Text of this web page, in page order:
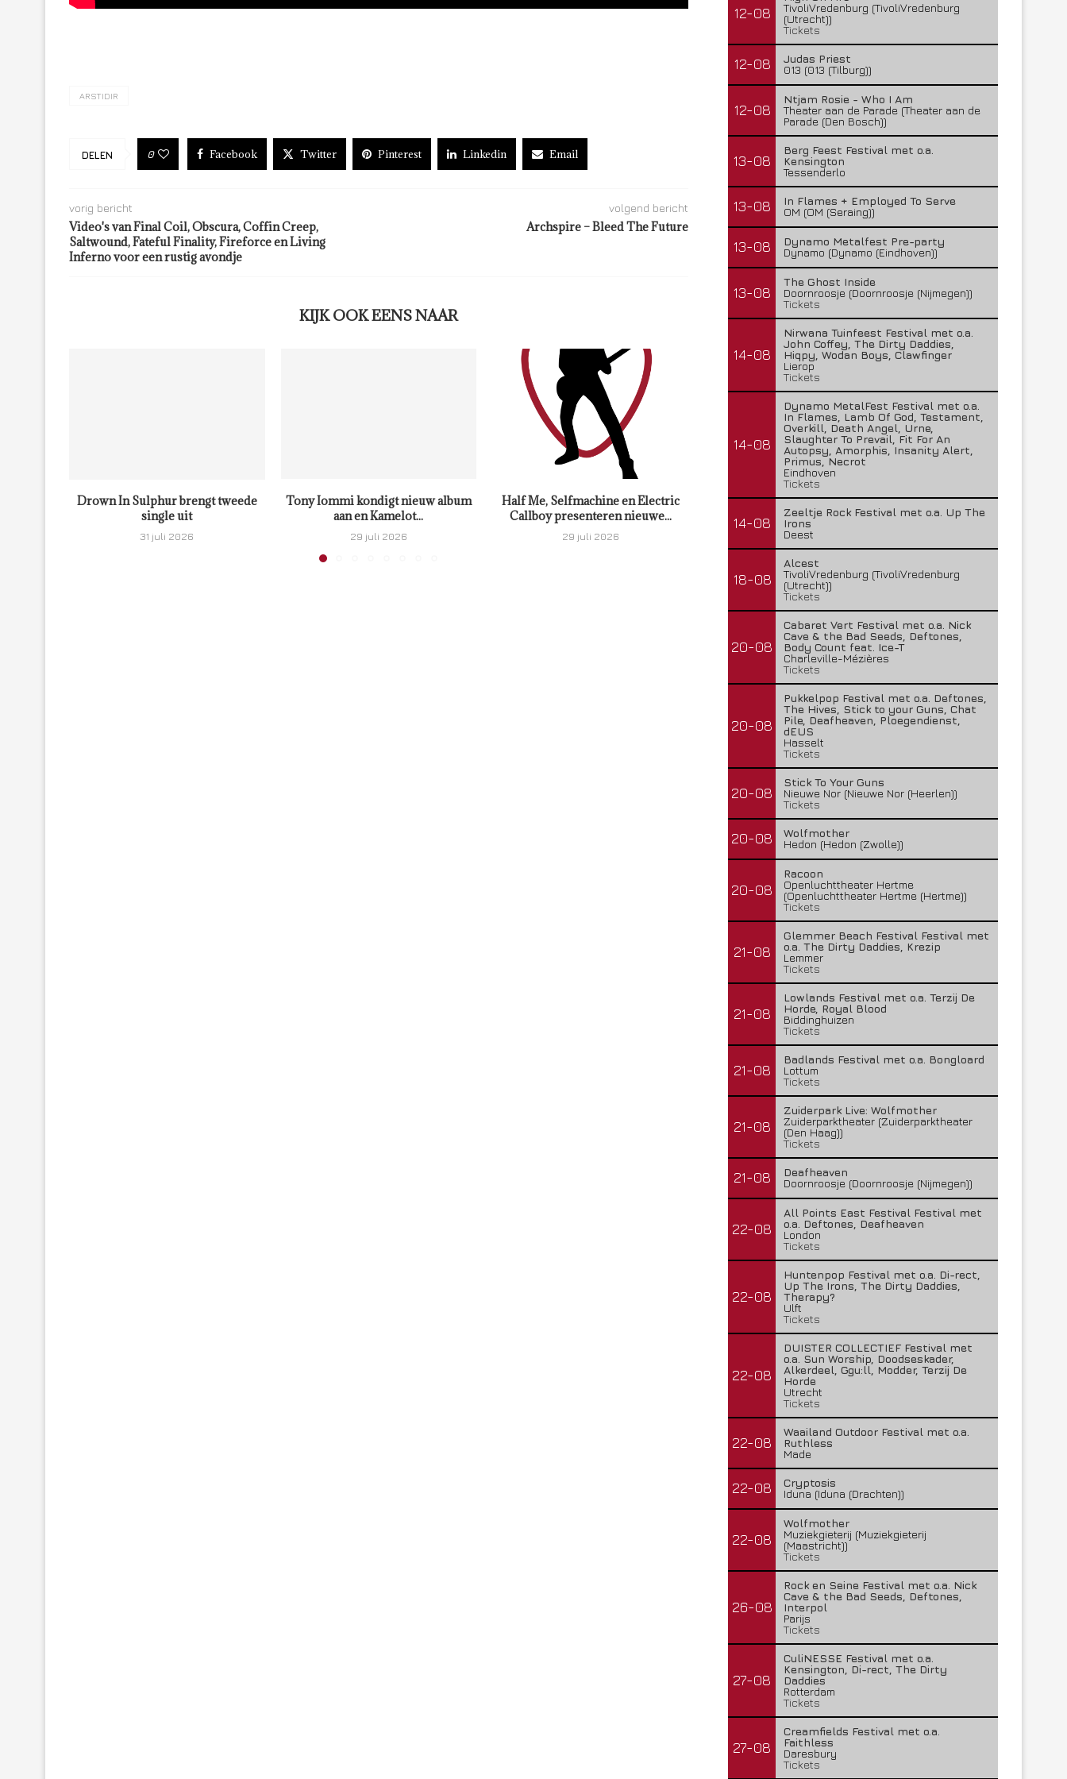
ARSTIDIR
DELEN 0 Facebook Twitter Pinterest Linkedin Email
vorig bericht
Video's van Final Coil, Obscura, Coffin Creep,
Saltwound, Fateful Finality, Fireforce en Living
Inferno voor een rustig avondje
volgend bericht
Archspire – Bleed The Future
KIJK OOK EENS NAAR
Drown In Sulphur brengt tweede
single uit
31 juli 2026
Tony Iommi kondigt nieuw album
aan en Kamelot...
29 juli 2026
Half Me, Selfmachine en Electric
Callboy presenteren nieuwe...
29 juli 2026
Temic brengt nieuwe single uit
28 juli 2026
Insomnium brengt
12-08
TivoliVredenburg (TivoliVredenburg
(Utrecht))
Tickets
12-08
Judas Priest
013 (013 (Tilburg))
12-08
Ntjam Rosie - Who I Am
Theater aan de Parade (Theater aan de
Parade (Den Bosch))
13-08
Berg Feest Festival met o.a.
Kensington
Tessenderlo
13-08
In Flames + Employed To Serve
OM (OM (Seraing))
13-08
Dynamo Metalfest Pre-party
Dynamo (Dynamo (Eindhoven))
13-08
The Ghost Inside
Doornroosje (Doornroosje (Nijmegen))
Tickets
14-08
Nirwana Tuinfeest Festival met o.a.
John Coffey, The Dirty Daddies,
Hiqpy, Wodan Boys, Clawfinger
Lierop
Tickets
14-08
Dynamo MetalFest Festival met o.a.
In Flames, Lamb Of God, Testament,
Overkill, Death Angel, Urne,
Slaughter To Prevail, Fit For An
Autopsy, Amorphis, Insanity Alert,
Primus, Necrot
Eindhoven
Tickets
14-08
Zeeltje Rock Festival met o.a. Up The
Irons
Deest
18-08
Alcest
TivoliVredenburg (TivoliVredenburg
(Utrecht))
Tickets
20-08
Cabaret Vert Festival met o.a. Nick
Cave & the Bad Seeds, Deftones,
Body Count feat. Ice-T
Charleville-Mézières
Tickets
20-08
Pukkelpop Festival met o.a. Deftones,
The Hives, Stick to your Guns, Chat
Pile, Deafheaven, Ploegendienst,
dEUS
Hasselt
Tickets
20-08
Stick To Your Guns
Nieuwe Nor (Nieuwe Nor (Heerlen))
Tickets
20-08
Wolfmother
Hedon (Hedon (Zwolle))
20-08
Racoon
Openluchttheater Hertme
(Openluchttheater Hertme (Hertme))
Tickets
21-08
Glemmer Beach Festival Festival met
o.a. The Dirty Daddies, Krezip
Lemmer
Tickets
21-08
Lowlands Festival met o.a. Terzij De
Horde, Royal Blood
Biddinghuizen
Tickets
21-08
Badlands Festival met o.a. Bongloard
Lottum
Tickets
21-08
Zuiderpark Live: Wolfmother
Zuiderparktheater (Zuiderparktheater
(Den Haag))
Tickets
21-08
Deafheaven
Doornroosje (Doornroosje (Nijmegen))
22-08
All Points East Festival Festival met
o.a. Deftones, Deafheaven
London
Tickets
22-08
Huntenpop Festival met o.a. Di-rect,
Up The Irons, The Dirty Daddies,
Therapy?
Ulft
Tickets
22-08
DUISTER COLLECTIEF Festival met
o.a. Sun Worship, Doodseskader,
Alkerdeel, Ggu:ll, Modder, Terzij De
Horde
Utrecht
Tickets
22-08
Waailand Outdoor Festival met o.a.
Ruthless
Made
22-08
Cryptosis
Iduna (Iduna (Drachten))
22-08
Wolfmother
Muziekgieterij (Muziekgieterij
(Maastricht))
Tickets
26-08
Rock en Seine Festival met o.a. Nick
Cave & the Bad Seeds, Deftones,
Interpol
Parijs
Tickets
27-08
CuliNESSE Festival met o.a.
Kensington, Di-rect, The Dirty
Daddies
Rotterdam
Tickets
27-08
Creamfields Festival met o.a.
Faithless
Daresbury
Tickets